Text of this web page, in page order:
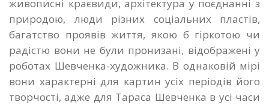
живописні краєвиди, архітектура у поєднанні з
природою, люди різних соціальних пластів,
багатство проявів життя, якою б гіркотою чи
радістю вони не були пронизані, відображені у
роботах Шевченка-художника. В однаковій мірі
вони характерні для картин усіх періодів його
творчості, адже для Тараса Шевченка в усі часи